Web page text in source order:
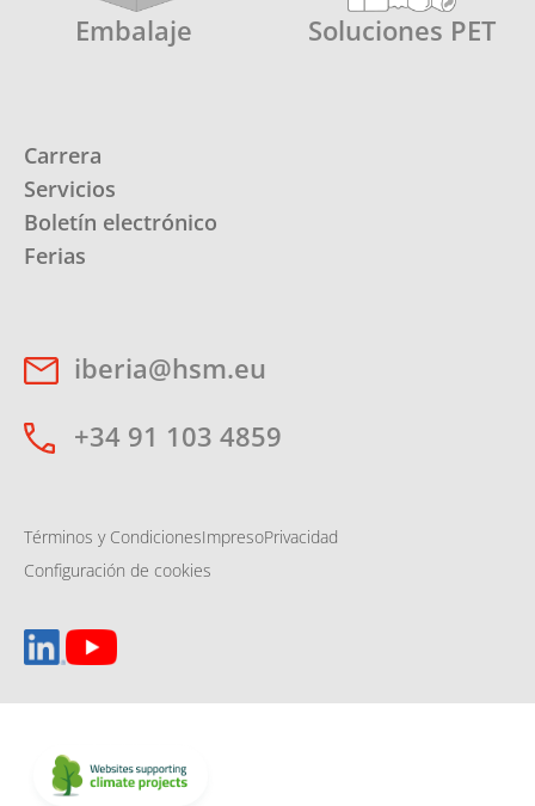
Embalaje Soluciones PET
Carrera
Servicios
Boletín electrónico
Ferias
iberia@hsm.eu
+34 91 103 4859
Términos y CondicionesImpresoPrivacidad
Configuración de cookies